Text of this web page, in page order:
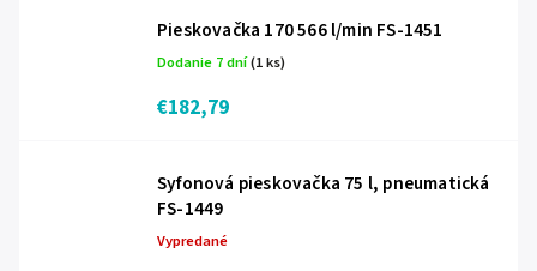
Pieskovačka 170 566 l/min FS-1451
Dodanie 7 dní(1 ks)
€182,79
Syfonová pieskovačka 75 l, pneumatická
FS-1449
Vypredané